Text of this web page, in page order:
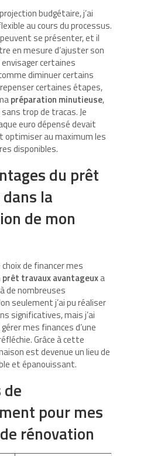
budgétaire, j’ai
au cours du processus.
se présenter, et il
en mesure d’ajuster son
envisager certaines
diminuer certains
certaines étapes,
préparation minutieuse,
trop de tracas. Je
euro dépensé devait
au maximum les
disponibles.
du prêt
la
de mon
de financer mes
prêt travaux avantageuxa
de nombreuses
seulement j’ai pu réaliser
significatives, mais j’ai
mes finances d’une
Grâce à cette
est devenue un lieu de
et épanouissant.
pour mes
rénovation